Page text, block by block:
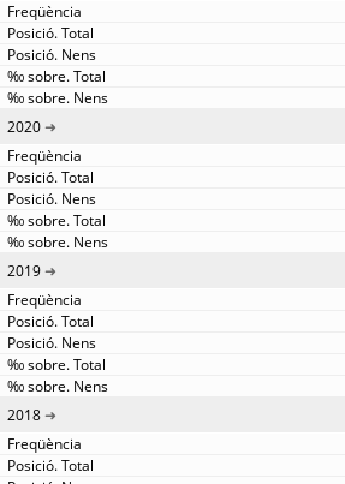
2020
2019
2018